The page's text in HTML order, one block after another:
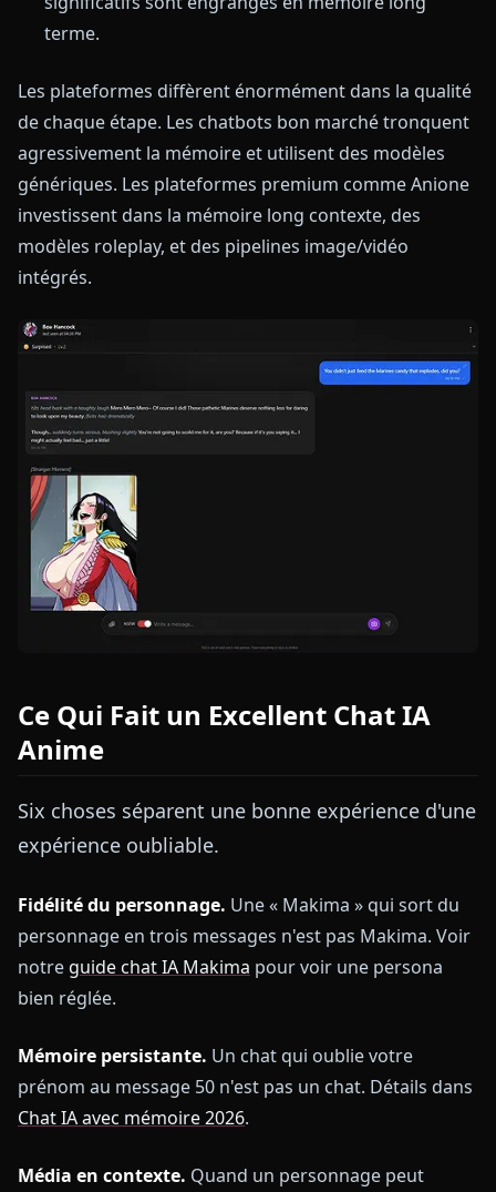
terme.
Les plateformes diffèrent énormément dans la qualité
de chaque étape. Les chatbots bon marché tronquent
agressivement la mémoire et utilisent des modèles
génériques. Les plateformes premium comme Anione
investissent dans la mémoire long contexte, des
modèles roleplay, et des pipelines image/vidéo
intégrés.
Ce Qui Fait un Excellent Chat IA
Anime
Six choses séparent une bonne expérience d'une
expérience oubliable.
Fidélité du personnage. Une « Makima » qui sort du
personnage en trois messages n'est pas Makima. Voir
notre guide chat IA Makima pour voir une persona
bien réglée.
Mémoire persistante. Un chat qui oublie votre
prénom au message 50 n'est pas un chat. Détails dans
Chat IA avec mémoire 2026.
Média en contexte. Quand un personnage peut